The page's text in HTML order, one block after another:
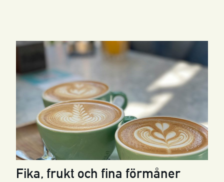
Fika, frukt och fina förmåner